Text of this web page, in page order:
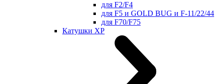
для F2/F4
для F5 и GOLD BUG и F-11/22/44
для F70/F75
Катушки XP